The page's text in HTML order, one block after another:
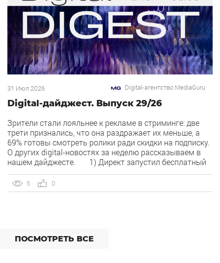
31 Июл 2026 Digital-агентство MediaGuru
Digital-дайджест. Выпуск 29/26
Зрители стали лояльнее к рекламе в стриминге: две
трети признались, что она раздражает их меньше, а
69% готовы смотреть ролики ради скидки на подписку.
О других digital-новостях за неделю рассказываем в
нашем дайджесте. 1) Директ запустил бесплатный
встроенный динамический коллтрекинг — без доплат и
интеграций со сторонними сервисами. […]
5 0
ПОСМОТРЕТЬ ВСЕ